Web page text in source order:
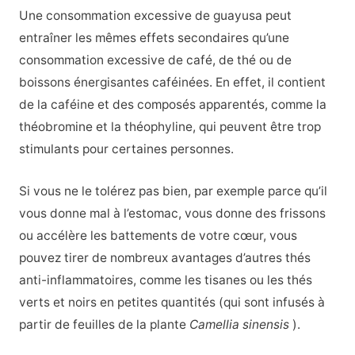
Une consommation excessive de guayusa peut
entraîner les mêmes effets secondaires qu’une
consommation excessive de café, de thé ou de
boissons énergisantes caféinées. En effet, il contient
de la caféine et des composés apparentés, comme la
théobromine et la théophyline, qui peuvent être trop
stimulants pour certaines personnes.
Si vous ne le tolérez pas bien, par exemple parce qu’il
vous donne mal à l’estomac, vous donne des frissons
ou accélère les battements de votre cœur, vous
pouvez tirer de nombreux avantages d’autres thés
anti-inflammatoires, comme les tisanes ou les thés
verts et noirs en petites quantités (qui sont infusés à
partir de feuilles de la plante Camellia sinensis ).